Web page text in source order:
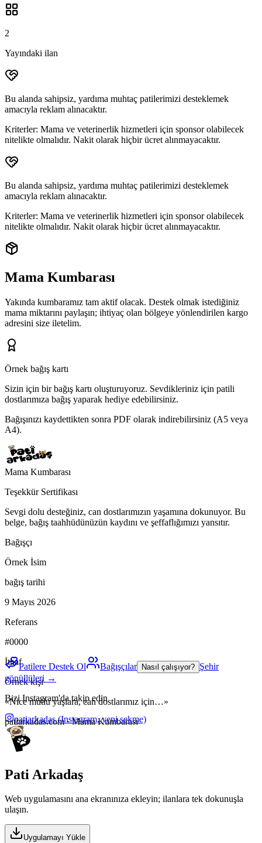
2
Yayındaki ilan
Bu alanda sahipsiz, yardıma muhtaç patilerimizi desteklemek
amacıyla reklam alınacaktır.
Kriterler: Mama ve veterinerlik hizmetleri için sponsor olabilecek
nitelikte olmalıdır. Nakit olarak hiçbir ücret alınmayacaktır.
Bu alanda sahipsiz, yardıma muhtaç patilerimizi desteklemek
amacıyla reklam alınacaktır.
Kriterler: Mama ve veterinerlik hizmetleri için sponsor olabilecek
nitelikte olmalıdır. Nakit olarak hiçbir ücret alınmayacaktır.
Mama Kumbarası
Yakında kumbaramız tam aktif olacak. Destek olmak istediğiniz
mama miktarını paylaşın; ihtiyaç olan bölgeye yönlendirilen kargo
adresini size iletelim.
Örnek bağış kartı
Sizin için bir bağış kartı oluşturuyoruz. Sevdikleriniz için patili
dostlarımıza bağış yaparak hediye edebilirsiniz.
Bağışınızı kaydettikten sonra PDF olarak indirebilirsiniz (A5 veya
A4).
Mama Kumbarası
Teşekkür Sertifikası
Sevgi dolu desteğiniz, can dostlarımızın yaşamına dokunuyor. Bu
belge, bağış taahhüdünüzün kaydını ve şeffaflığımızı yansıtır.
Bağışçı
Örnek İsim
bağış tarihi
9 Mayıs 2026
Referans
#0000
İthaf
Örnek kişi
«Nice mutlu yaşlara, can dostlarımız için…»
patiarkadas.com · Mama Kumbarası
Patilere Destek Ol Bağışçılar Nasıl çalışıyor? Şehir
gönüllüleri →
Bizi Instagram'da takip edin
patiarkadas(Instagram, yeni sekme)
Pati Arkadaş
Web uygulamasını ana ekranınıza ekleyin; ilanlara tek dokunuşla
ulaşın.
Uygulamayı Yükle